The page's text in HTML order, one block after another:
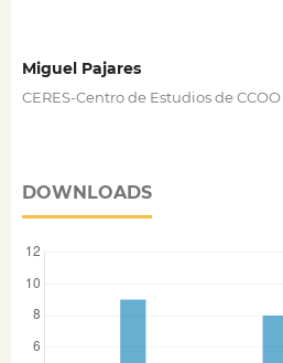
Miguel Pajares
CERES-Centro de Estudios de CCOO
DOWNLOADS